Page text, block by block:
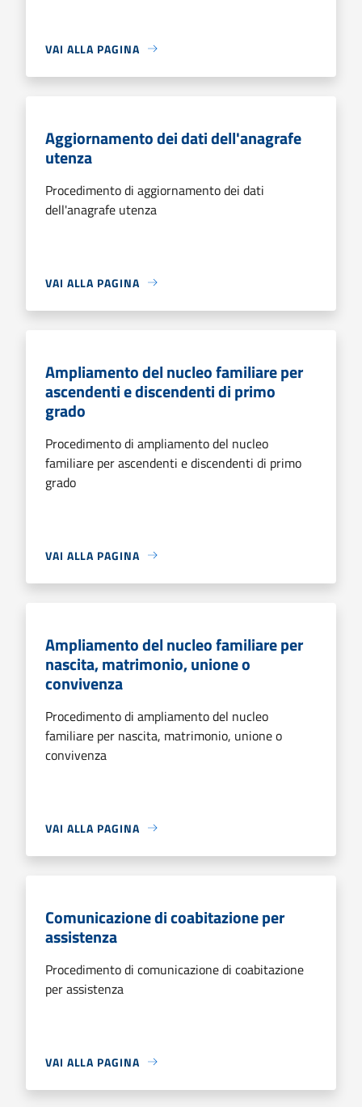
VAI ALLA PAGINA
Aggiornamento dei dati dell'anagrafe
utenza
Procedimento di aggiornamento dei dati
dell'anagrafe utenza
VAI ALLA PAGINA
Ampliamento del nucleo familiare per
ascendenti e discendenti di primo
grado
Procedimento di ampliamento del nucleo
familiare per ascendenti e discendenti di primo
grado
VAI ALLA PAGINA
Ampliamento del nucleo familiare per
nascita, matrimonio, unione o
convivenza
Procedimento di ampliamento del nucleo
familiare per nascita, matrimonio, unione o
convivenza
VAI ALLA PAGINA
Comunicazione di coabitazione per
assistenza
Procedimento di comunicazione di coabitazione
per assistenza
VAI ALLA PAGINA